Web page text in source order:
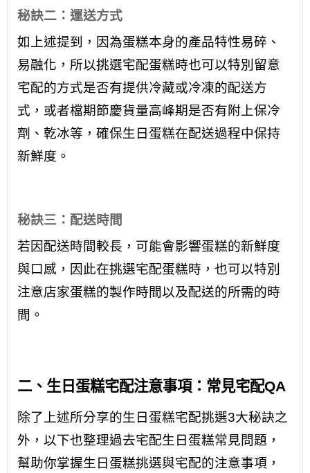
秘訣二：運送方式
如上述提到，因為蛋糕本身的產品特性易碎、
易融化，所以挑選宅配蛋糕時也可以特別留意
宅配的方式是否有提供冷藏或冷凍的配送方
式，或者檔期節慶貨量高峰期是否有附上保冷
劑、乾冰等，確保生日蛋糕在配送過程中保持
新鮮度。
秘訣三：配送時間
若因配送時間較長，可能會影響蛋糕的新鮮度
與口感，因此在挑選宅配蛋糕時，也可以特別
注意店家蛋糕的製作時間以及配送的所需的時
間。
二、生日蛋糕宅配注意事項：常見宅配QA
除了上述所分享的生日蛋糕宅配挑選3大秘訣之
外，以下也整理過去宅配生日蛋糕常見問題，
幫助你掌握生日蛋糕挑選與宅配的注意事項，